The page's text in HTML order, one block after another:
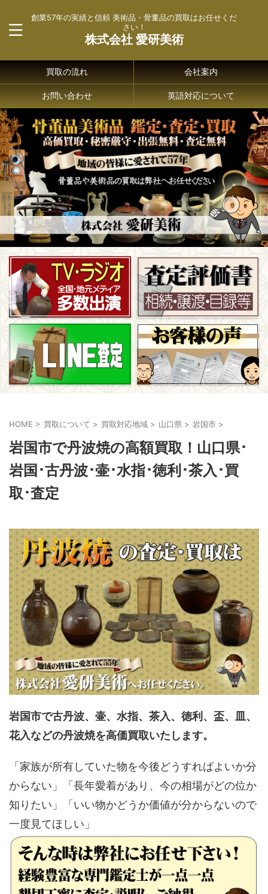
創業57年の実績と信頼 美術品・骨董品の買取はお任せくだ
さい！
株式会社 愛研美術
買取の流れ 会社案内
お問い合わせ 英語対応について
HOME > 買取について > 買取対応地域 > 山口県 > 岩国市 >
岩国市で丹波焼の高額買取！山口県･
岩国･古丹波･壷･水指･徳利･茶入･買
取･査定
岩国市で古丹波、壷、水指、茶入、徳利、盃、皿、
花入などの丹波焼を高価買取いたします。
「家族が所有していた物を今後どうすればよいか分
からない」「長年愛着があり、今の相場がどの位か
知りたい」「いい物かどうか価値が分からないので
一度見てほしい」